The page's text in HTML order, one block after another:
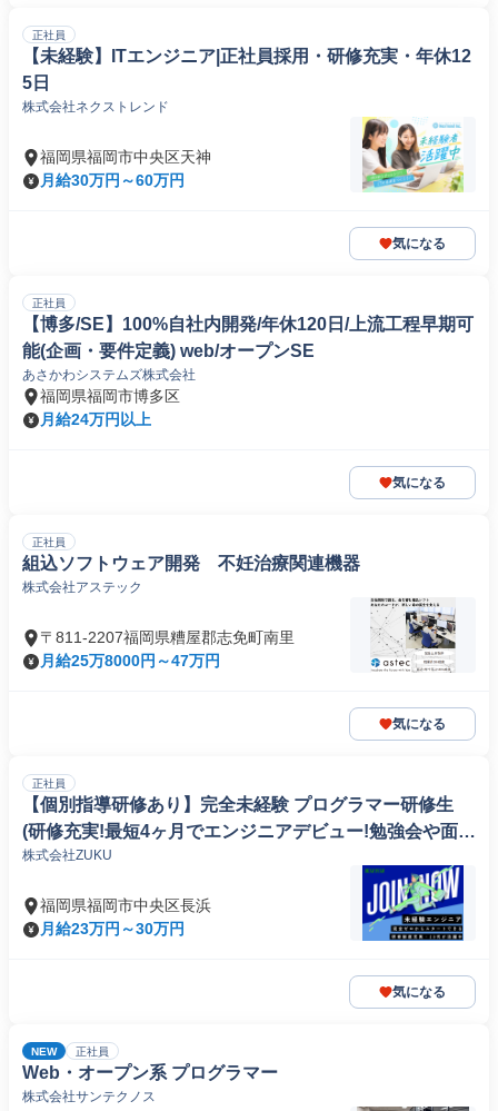
正社員
【未経験】ITエンジニア|正社員採用・研修充実・年休12
5日
株式会社ネクストレンド
福岡県福岡市中央区天神
月給30万円～60万円
気になる
正社員
【博多/SE】100%自社内開発/年休120日/上流工程早期可
能(企画・要件定義) web/オープンSE
あさかわシステムズ株式会社
福岡県福岡市博多区
月給24万円以上
気になる
正社員
組込ソフトウェア開発 不妊治療関連機器
株式会社アステック
〒811-2207福岡県糟屋郡志免町南里
月給25万8000円～47万円
気になる
正社員
【個別指導研修あり】完全未経験 プログラマー研修生
(研修充実!最短4ヶ月でエンジニアデビュー!勉強会や面談
でスキルアップ)
株式会社ZUKU
福岡県福岡市中央区長浜
月給23万円～30万円
気になる
NEW 正社員
Web・オープン系 プログラマー
株式会社サンテクノス